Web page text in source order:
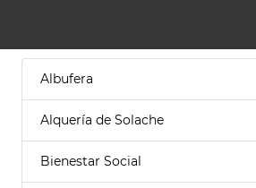
Albufera
Alquería de Solache
Bienestar Social